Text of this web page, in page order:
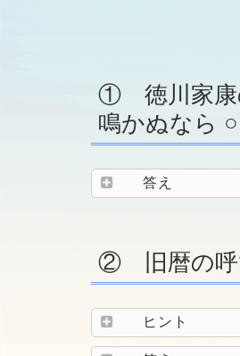
① 徳川家康
鳴かぬなら
答え
② 旧暦の呼
ヒント